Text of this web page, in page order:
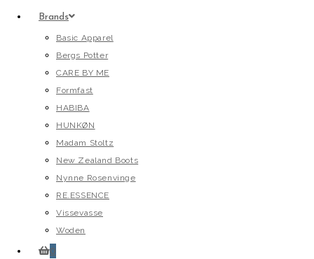
Brands
Basic Apparel
Bergs Potter
CARE BY ME
Formfast
HABIBA
HUNKØN
Madam Stoltz
New Zealand Boots
Nynne Rosenvinge
RE.ESSENCE
Vissevasse
Woden
0